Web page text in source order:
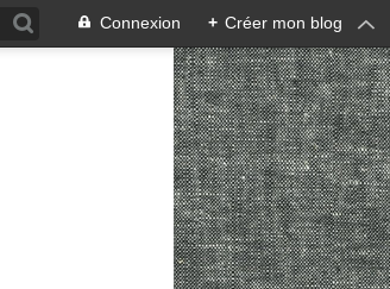
Connexion + Créer mon blog